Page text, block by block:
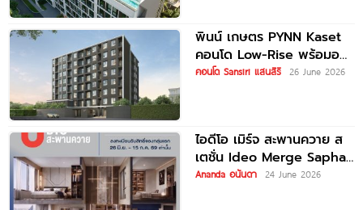
พินน์ เกษตร PYNN Kaset
คอนโด Low-Rise พร้อมอยู่
เลี้ยงสัตว์ได้ ใกล้
คอนโด Sansiri แสนสิริ 26 June 2026
ไอดีโอ เมิร์จ สะพานควาย ส
เตชั่น Ideo Merge Saphan
Khwai Station คอนโดใหม่
Ananda อนันดา 24 June 2026